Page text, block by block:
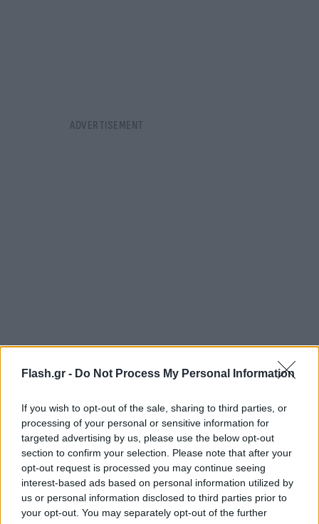
Flash.gr - Do Not Process My Personal Information
If you wish to opt-out of the sale, sharing to third parties, or
processing of your personal or sensitive information for
targeted advertising by us, please use the below opt-out
section to confirm your selection. Please note that after your
opt-out request is processed you may continue seeing
interest-based ads based on personal information utilized by
us or personal information disclosed to third parties prior to
your opt-out. You may separately opt-out of the further
Δεύτερες ευκαιρίες, εξαφάνιση των ψηλών